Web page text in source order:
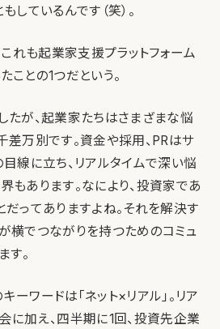
しているんです（笑）。
これも起業家支援プラットフォーム
ことの1つだという。
たが、起業家たちはさまざまな悩
差万別です。資金や採用、PRはサ
目線に立ち、リアルタイムで深い悩
もあります。なにより、投資家であ
だってありますよね。それを解決す
横でつながりを持つためのコミュ
す。
ーワードは「ネット×リアル」。リア
に加え、四半期に1回、投資先企業